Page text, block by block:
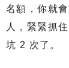
名額，你就
人，緊緊抓
坑 2 次了。